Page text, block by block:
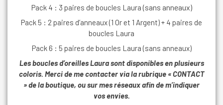
Pack 4 : 3 paires de boucles Laura(sans anneaux)
Pack 5 : 2 paires d’anneaux (1 Or et 1 Argent) + 4 paires de
boucles Laura
Pack 6 : 5 paires de boucles Laura (sans anneaux)
Les boucles d’oreilles Laura sont disponibles en plusieurs
coloris. Merci de me contacter via la rubrique « CONTACT
» de la boutique, ou sur mes réseaux afin de m’indiquer
vos envies.